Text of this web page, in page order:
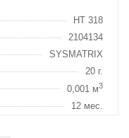
HT 318
2104134
SYSMATRIX
20 г.
0,001 м3
12 мес.